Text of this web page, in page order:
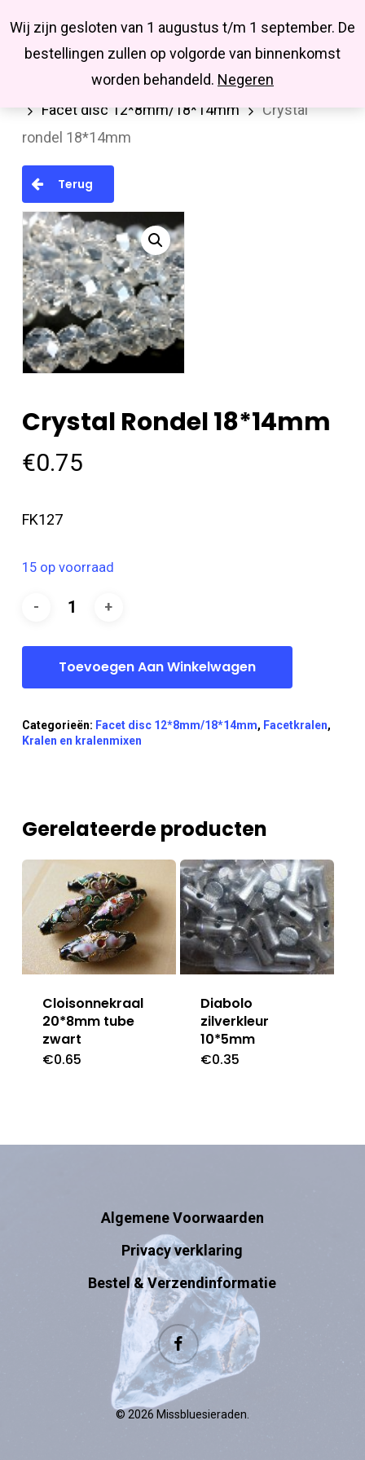
Wij zijn gesloten van 1 augustus t/m 1 september. De
bestellingen zullen op volgorde van binnenkomst
worden behandeld. Negeren
main
Missbluesieraden
searchaccount
Kralen en kralenmixen
Facetkralen
Facet disc 12*8mm/18*14mm
Crystal
rondel 18*14mm
Terug
Crystal Rondel 18*14mm
€0.75
FK127
15 op voorraad
Toevoegen Aan Winkelwagen
Categorieën: Facet disc 12*8mm/18*14mm, Facetkralen,
Kralen en kralenmixen
Gerelateerde producten
Cloisonnekraal
20*8mm tube
zwart
€0.65
Diabolo
zilverkleur
10*5mm
€0.35
Algemene Voorwaarden
Privacy verklaring
Bestel & Verzendinformatie
facebook
© 2026 Missbluesieraden.
Close